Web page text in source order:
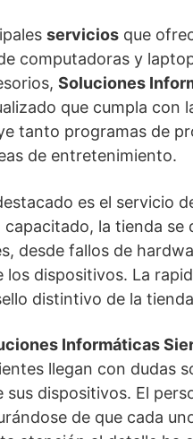
servicios que
computadoras y
Soluciones
que cumpla con
tanto programas de
de entretenimiento.
es el servicio
la tienda
desde fallos de
los dispositivos. La
distintivo de la
Informáticas
llegan con dudas
sus dispositivos. El
de que cada